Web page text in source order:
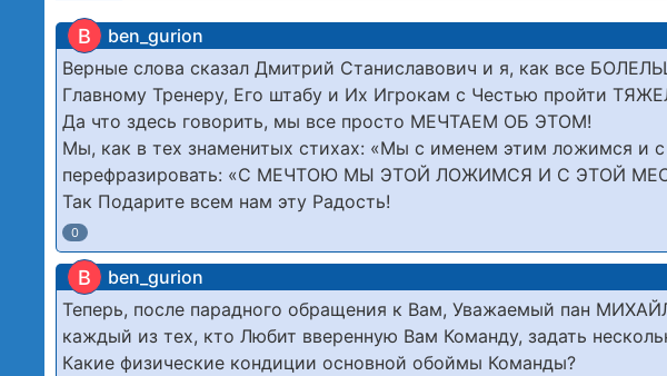
B ben_gurion
Верные слова сказал Дмитрий Станиславович и я, как все
Главному Тренеру, Его штабу и Их Игрокам с Честью пройти
Да что здесь говорить, мы все просто МЕЧТАЕМ ОБ ЭТОМ!
Мы, как в тех знаменитых стихах: «Мы с именем этим ложимся и
перефразировать: «С МЕЧТОЮ МЫ ЭТОЙ ЛОЖИМСЯ И С ЭТОЙ
Так Подарите всем нам эту Радость!
0
B ben_gurion
Теперь, после парадного обращения к Вам, Уважаемый пан
каждый из тех, кто Любит вверенную Вам Команду, задать
Какие физические кондиции основной обоймы Команды?